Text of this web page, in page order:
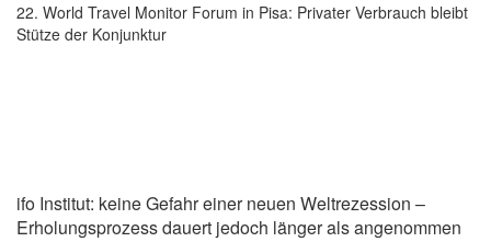
22. World Travel Monitor Forum in Pisa: Privater Verbrauch bleibt
Stütze der Konjunktur
ifo Institut: keine Gefahr einer neuen Weltrezession –
Erholungsprozess dauert jedoch länger als angenommen